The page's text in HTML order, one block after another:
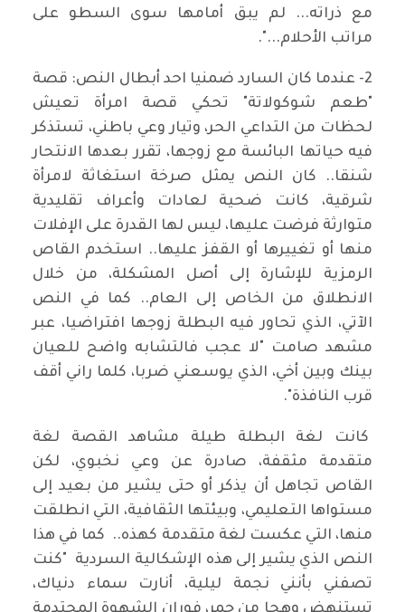
مع ذراته... لم يبق أمامها سوى السطو على
مراتب الأحلام...".
2- عندما كان السارد ضمنيا احد أبطال النص: قصة
"طعم شوكولاتة" تحكي قصة امرأة تعيش
لحظات من التداعي الحر، وتيار وعي باطني، تستذكر
فيه حياتها البائسة مع زوجها، تقرر بعدها الانتحار
شنقا.. كان النص يمثل صرخة استغاثة لامرأة
شرقية، كانت ضحية لعادات وأعراف تقليدية
متوارثة فرضت عليها، ليس لها القدرة على الإفلات
منها أو تغييرها أو القفز عليها.. استخدم القاص
الرمزية للإشارة إلى أصل المشكلة، من خلال
الانطلاق من الخاص إلى العام.. كما في النص
الآتي، الذي تحاور فيه البطلة زوجها افتراضيا، عبر
مشهد صامت "لا عجب فالتشابه واضح للعيان
بينك وبين أخي، الذي يوسعني ضربا، كلما راني أقف
قرب النافذة".
كانت لغة البطلة طيلة مشاهد القصة لغة
متقدمة مثقفة، صادرة عن وعي نخبوي، لكن
القاص تجاهل أن يذكر أو حتى يشير من بعيد إلى
مستواها التعليمي، وبيئتها الثقافية، التي انطلقت
منها، التي عكست لغة متقدمة كهذه.. كما في هذا
النص الذي يشير إلى هذه الإشكالية السردية "كنت
تصفني بأنني نجمة ليلية، أنارت سماء دنياك،